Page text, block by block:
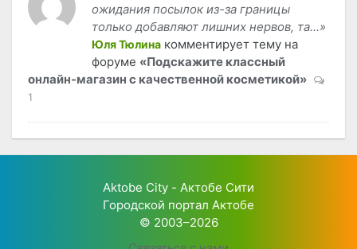
ожидания посылок из-за границы
только добавляют лишних нервов, та...»
Юля Тюлина комментирует тему на
форуме «Подскажите классный
онлайн-магазин с качественной косметикой»
1
Aktobe City - Актобе Сити
Городской портал Актобе
© 2003–2026